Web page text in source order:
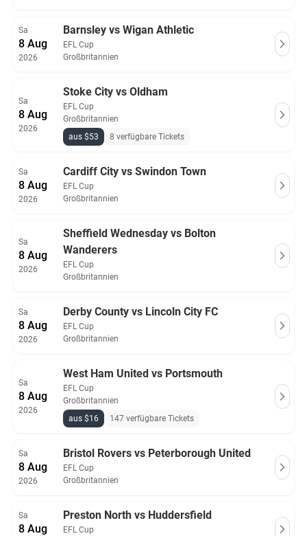
Sa
8 Aug
2026
Barnsley vs Wigan Athletic
EFL Cup
Großbritannien
Sa
8 Aug
2026
Stoke City vs Oldham
EFL Cup
Großbritannien
aus $53
8 verfügbare Tickets
Sa
8 Aug
2026
Cardiff City vs Swindon Town
EFL Cup
Großbritannien
Sa
8 Aug
2026
Sheffield Wednesday vs Bolton
Wanderers
EFL Cup
Großbritannien
Sa
8 Aug
2026
Derby County vs Lincoln City FC
EFL Cup
Großbritannien
Sa
8 Aug
2026
West Ham United vs Portsmouth
EFL Cup
Großbritannien
aus $16
147 verfügbare Tickets
Sa
8 Aug
2026
Bristol Rovers vs Peterborough United
EFL Cup
Großbritannien
Sa
8 Aug
Preston North vs Huddersfield
EFL Cup